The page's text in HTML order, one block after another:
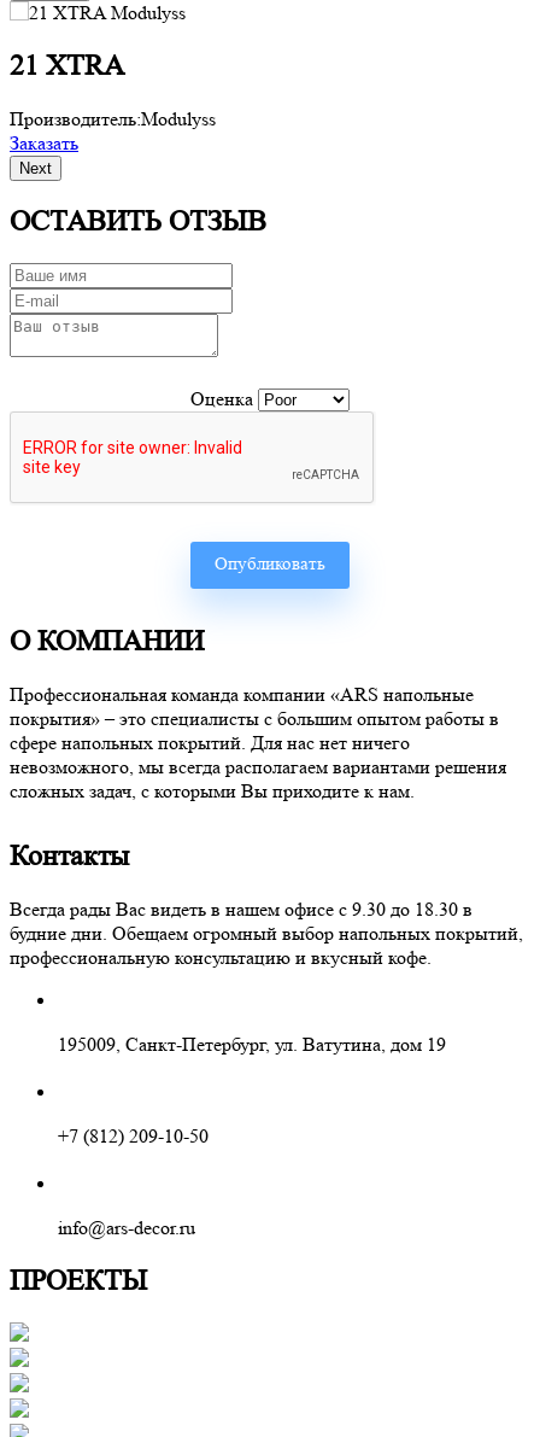
21 XTRA
Производитель:Modulyss
Заказать
Next
ОСТАВИТЬ ОТЗЫВ
Оценка
О КОМПАНИИ
Профессиональная команда компании «ARS напольные
покрытия» – это специалисты с большим опытом работы в
сфере напольных покрытий. Для нас нет ничего
невозможного, мы всегда располагаем вариантами решения
сложных задач, с которыми Вы приходите к нам.
Контакты
Всегда рады Вас видеть в нашем офисе с 9.30 до 18.30 в
будние дни. Обещаем огромный выбор напольных покрытий,
профессиональную консультацию и вкусный кофе.
195009, Санкт-Петербург, ул. Ватутина, дом 19
+7 (812) 209-10-50
info@ars-decor.ru
ПРОЕКТЫ